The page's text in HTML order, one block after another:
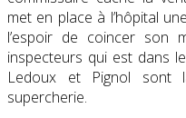
met en place à l’hôpital
l’espoir de coincer son
inspecteurs qui est dans
Ledoux et Pignol sont
supercherie.